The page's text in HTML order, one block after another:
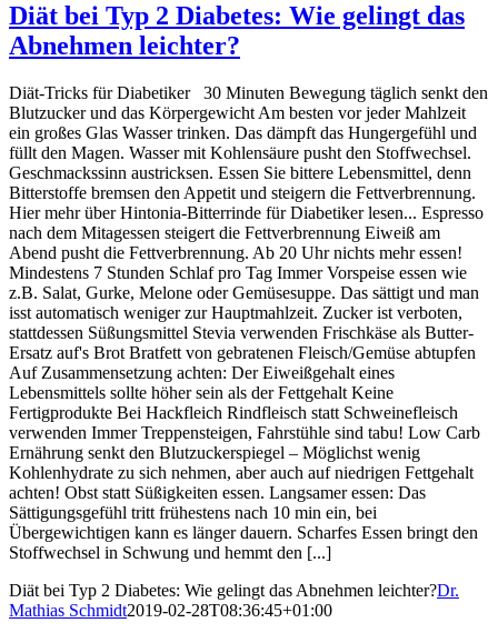
Diät bei Typ 2 Diabetes: Wie gelingt das
Abnehmen leichter?
Diät-Tricks für Diabetiker 30 Minuten Bewegung täglich senkt den
Blutzucker und das Körpergewicht Am besten vor jeder Mahlzeit
ein großes Glas Wasser trinken. Das dämpft das Hungergefühl und
füllt den Magen. Wasser mit Kohlensäure pusht den Stoffwechsel.
Geschmackssinn austricksen. Essen Sie bittere Lebensmittel, denn
Bitterstoffe bremsen den Appetit und steigern die Fettverbrennung.
Hier mehr über Hintonia-Bitterrinde für Diabetiker lesen... Espresso
nach dem Mitagessen steigert die Fettverbrennung Eiweiß am
Abend pusht die Fettverbrennung. Ab 20 Uhr nichts mehr essen!
Mindestens 7 Stunden Schlaf pro Tag Immer Vorspeise essen wie
z.B. Salat, Gurke, Melone oder Gemüsesuppe. Das sättigt und man
isst automatisch weniger zur Hauptmahlzeit. Zucker ist verboten,
stattdessen Süßungsmittel Stevia verwenden Frischkäse als Butter-
Ersatz auf's Brot Bratfett von gebratenen Fleisch/Gemüse abtupfen
Auf Zusammensetzung achten: Der Eiweißgehalt eines
Lebensmittels sollte höher sein als der Fettgehalt Keine
Fertigprodukte Bei Hackfleich Rindfleisch statt Schweinefleisch
verwenden Immer Treppensteigen, Fahrstühle sind tabu! Low Carb
Ernährung senkt den Blutzuckerspiegel – Möglichst wenig
Kohlenhydrate zu sich nehmen, aber auch auf niedrigen Fettgehalt
achten! Obst statt Süßigkeiten essen. Langsamer essen: Das
Sättigungsgefühl tritt frühestens nach 10 min ein, bei
Übergewichtigen kann es länger dauern. Scharfes Essen bringt den
Stoffwechsel in Schwung und hemmt den [...]
Diät bei Typ 2 Diabetes: Wie gelingt das Abnehmen leichter?Dr.
Mathias Schmidt2019-02-28T08:36:45+01:00